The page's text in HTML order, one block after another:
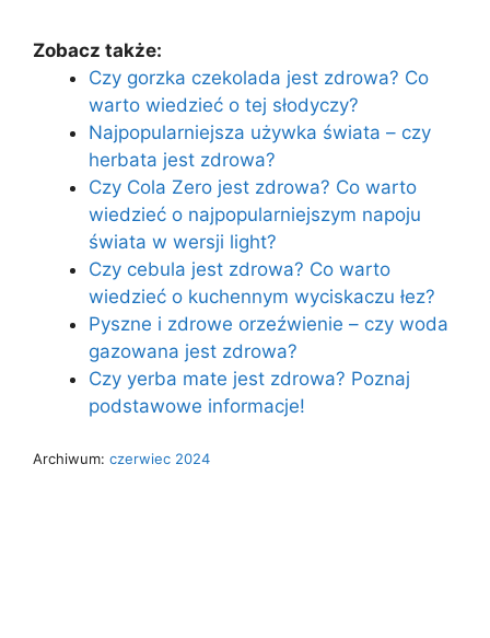
Zobacz także:
Czy gorzka czekolada jest zdrowa? Co
warto wiedzieć o tej słodyczy?
Najpopularniejsza używka świata – czy
herbata jest zdrowa?
Czy Cola Zero jest zdrowa? Co warto
wiedzieć o najpopularniejszym napoju
świata w wersji light?
Czy cebula jest zdrowa? Co warto
wiedzieć o kuchennym wyciskaczu łez?
Pyszne i zdrowe orzeźwienie – czy woda
gazowana jest zdrowa?
Czy yerba mate jest zdrowa? Poznaj
podstawowe informacje!
Archiwum: czerwiec 2024